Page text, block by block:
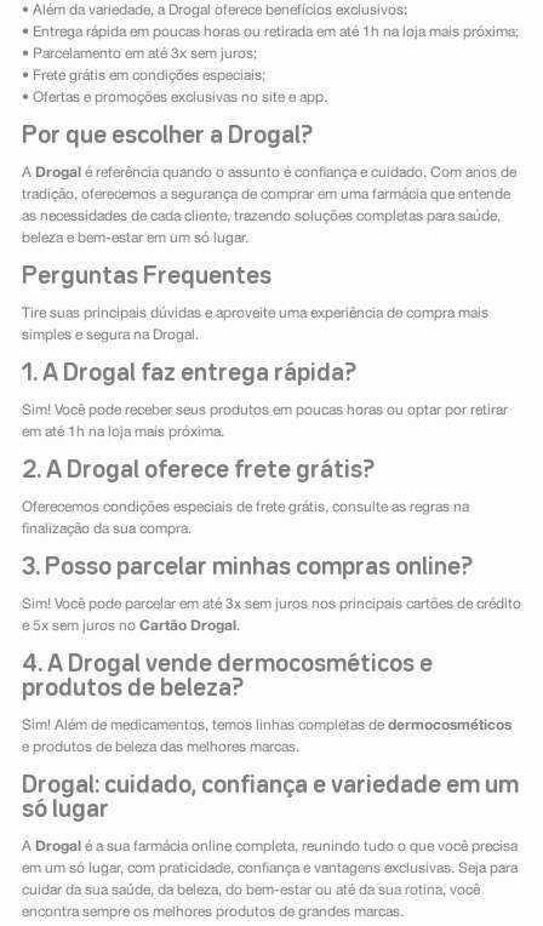
• Além da variedade, a Drogal oferece benefícios exclusivos:
• Entrega rápida em poucas horas ou retirada em até 1h na loja mais próxima;
• Parcelamento em até 3x sem juros;
• Frete grátis em condições especiais;
• Ofertas e promoções exclusivas no site e app.
Por que escolher a Drogal?
A Drogal é referência quando o assunto é confiança e cuidado. Com anos de
tradição, oferecemos a segurança de comprar em uma farmácia que entende
as necessidades de cada cliente, trazendo soluções completas para saúde,
beleza e bem-estar em um só lugar.
Perguntas Frequentes
Tire suas principais dúvidas e aproveite uma experiência de compra mais
simples e segura na Drogal.
1. A Drogal faz entrega rápida?
Sim! Você pode receber seus produtos em poucas horas ou optar por retirar
em até 1h na loja mais próxima.
2. A Drogal oferece frete grátis?
Oferecemos condições especiais de frete grátis, consulte as regras na
finalização da sua compra.
3. Posso parcelar minhas compras online?
Sim! Você pode parcelar em até 3x sem juros nos principais cartões de crédito
e 5x sem juros no Cartão Drogal .
4. A Drogal vende dermocosméticos e
produtos de beleza?
Sim! Além de medicamentos, temos linhas completas de dermocosméticos
e produtos de beleza das melhores marcas.
Drogal: cuidado, confiança e variedade em um
só lugar
A Drogal é a sua farmácia online completa, reunindo tudo o que você precisa
em um só lugar, com praticidade, confiança e vantagens exclusivas. Seja para
cuidar da sua saúde, da beleza, do bem-estar ou até da sua rotina, você
encontra sempre os melhores produtos de grandes marcas.